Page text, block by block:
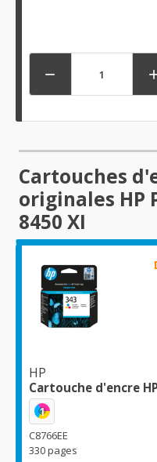

Cartouches
originales HP
8450 XI
HP
Cartouche d'encre
1
C8766EE
330 pages